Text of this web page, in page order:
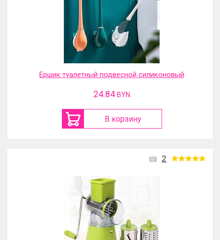
Ершик туалетный подвесной силиконовый
24.84 BYN
В корзину
2